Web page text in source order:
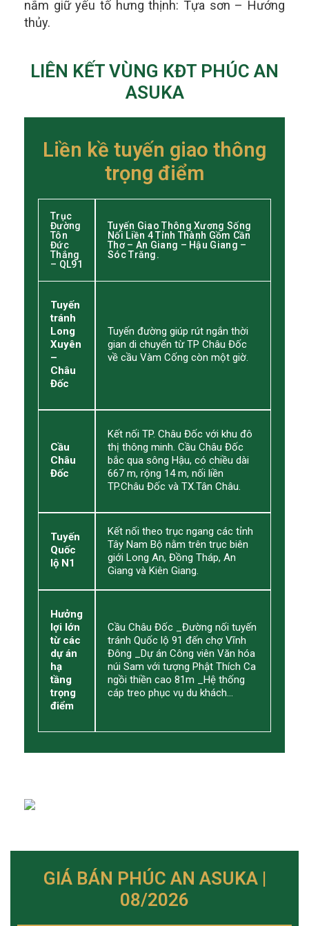
nắm giữ yếu tố hưng thịnh: Tựa sơn – Hướng
thủy.
LIÊN KẾT VÙNG KĐT PHÚC AN
ASUKA
Liền kề tuyến giao thông
trọng điểm
Trục
Đường
Tôn
Đức
Thắng
– QL91
Tuyến Giao Thông Xương Sống
Nối Liền 4 Tỉnh Thành Gồm Cần
Thơ – An Giang – Hậu Giang –
Sóc Trăng.
Tuyến
tránh
Long
Xuyên
–
Châu
Đốc
Tuyến đường giúp rút ngắn thời
gian di chuyển từ TP Châu Đốc
về cầu Vàm Cống còn một giờ.
Cầu
Châu
Đốc
Kết nối TP. Châu Đốc với khu đô
thị thông minh. Cầu Châu Đốc
bắc qua sông Hậu, có chiều dài
667 m, rộng 14 m, nối liền
TP.Châu Đốc và TX.Tân Châu.
Tuyến
Quốc
lộ N1
Kết nối theo trục ngang các tỉnh
Tây Nam Bộ nằm trên trục biên
giới Long An, Đồng Tháp, An
Giang và Kiên Giang.
Hưởng
lợi lớn
từ các
dự án
hạ
tầng
trọng
điểm
Cầu Châu Đốc _Đường nối tuyến
tránh Quốc lộ 91 đến chợ Vĩnh
Đông _Dự án Công viên Văn hóa
núi Sam với tượng Phật Thích Ca
ngồi thiền cao 81m _Hệ thống
cáp treo phục vụ du khách…
GIÁ BÁN PHÚC AN ASUKA |
08/2026